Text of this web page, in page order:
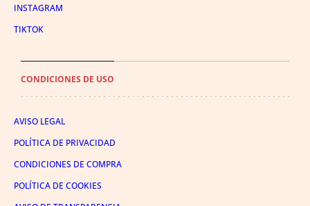
INSTAGRAM
TIKTOK
CONDICIONES DE USO
AVISO LEGAL
POLÍTICA DE PRIVACIDAD
CONDICIONES DE COMPRA
POLÍTICA DE COOKIES